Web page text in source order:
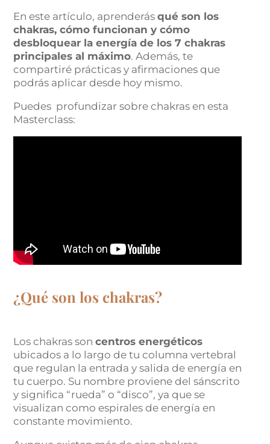
En este artículo, aprenderásqué son los
chakras, cómo funcionan y cómo
desbloquear la energía de los 7 chakras
principales al máximo. Además, te
compartiré prácticas y afirmaciones que
podrás aplicar desde hoy mismo.
Puedes profundizar sobre chakras en esta
Masterclass:
¿Qué son los chakras?
Los chakras soncentros energéticos
ubicados a lo largo de tu columna vertebral
que regulan la entrada y salida de energía en
tu cuerpo. Su nombre proviene del sánscrito
y significa “rueda” o “disco”, ya que se
visualizan como espirales de energía en
constante movimiento.